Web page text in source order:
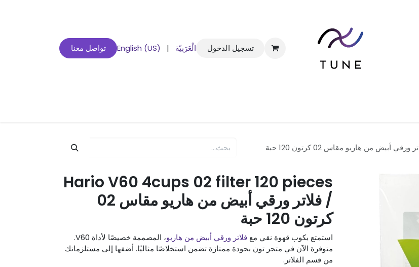
تسجيل الدخول الْعَرَبيّة |
English (US) تواصل معنا
Hario V60 4cups 02 filter 120 pieces
/ فلاتر ورقي أبيض من هاريو مقاس 02
كرتون 120 حبة
استمتع بكوب قهوة نقي مع فلاتر ورقي أبيض من هاريو
، المصممة خصيصًا لأداة V60.
متوفرة الآن في متجر تون بجودة ممتازة تضمن استخلاصًا مثاليًا. أضفها إلى مستلزماتك
من قسم الفلاتر.